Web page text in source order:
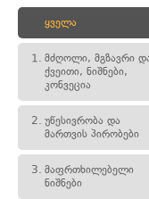
ყველა
1. მძღოლი, მგზავრი
ქვეითი, ნიშნები,
კონვეცია
2. უწესივრობა და
მართვის პირობები
3. მაფრთხილებელი
ნიშნები